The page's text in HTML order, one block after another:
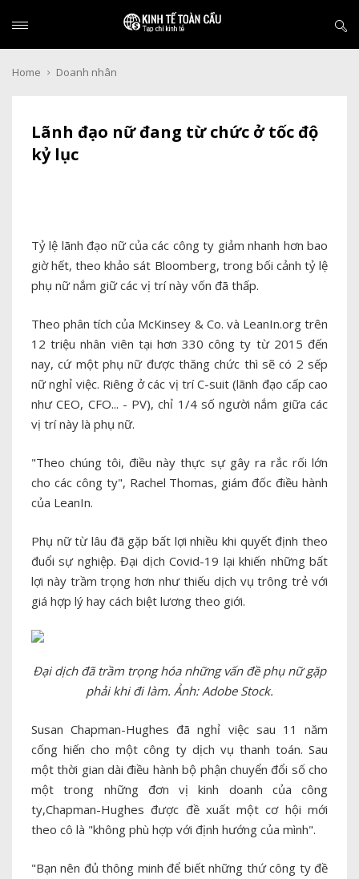
Home Doanh nhân
Lãnh đạo nữ đang từ chức ở tốc độ
kỷ lục
Tỷ lệ lãnh đạo nữ của các công ty giảm nhanh hơn bao
giờ hết, theo khảo sát Bloomberg, trong bối cảnh tỷ lệ
phụ nữ nắm giữ các vị trí này vốn đã thấp.
Theo phân tích của McKinsey & Co. và LeanIn.org trên
12 triệu nhân viên tại hơn 330 công ty từ 2015 đến
nay, cứ một phụ nữ được thăng chức thì sẽ có 2 sếp
nữ nghỉ việc. Riêng ở các vị trí C-suit (lãnh đạo cấp cao
như CEO, CFO... - PV), chỉ 1/4 số người nắm giữa các
vị trí này là phụ nữ.
"Theo chúng tôi, điều này thực sự gây ra rắc rối lớn
cho các công ty", Rachel Thomas, giám đốc điều hành
của LeanIn.
Phụ nữ từ lâu đã gặp bất lợi nhiều khi quyết định theo
đuổi sự nghiệp. Đại dịch Covid-19 lại khiến những bất
lợi này trầm trọng hơn như thiếu dịch vụ trông trẻ với
giá hợp lý hay cách biệt lương theo giới.
Đại dịch đã trầm trọng hóa những vấn đề phụ nữ gặp
phải khi đi làm. Ảnh: Adobe Stock.
Susan Chapman-Hughes đã nghỉ việc sau 11 năm
cống hiến cho một công ty dịch vụ thanh toán. Sau
một thời gian dài điều hành bộ phận chuyển đổi số cho
một trong những đơn vị kinh doanh của công
ty,Chapman-Hughes được đề xuất một cơ hội mới
theo cô là "không phù hợp với định hướng của mình".
"Bạn nên đủ thông minh để biết những thứ công ty đề